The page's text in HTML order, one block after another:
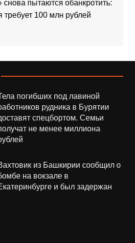
снова пытаются обанкротить:
требует 100 млн рублей
погибших под лавиной
рудника в Бурятии
спецбортом. Семьи
не менее миллиона
из Башкирии сообщил о
на вокзале в
и был задержан